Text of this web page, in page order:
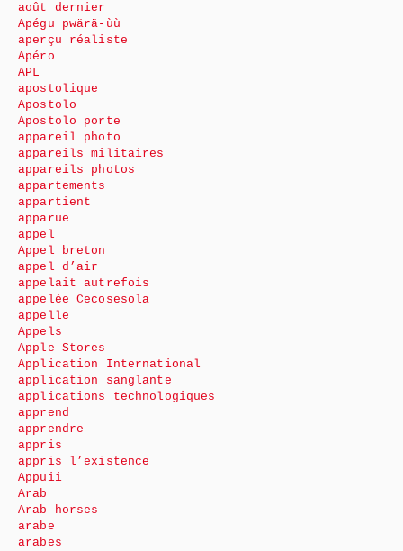
août dernier
Apégu pwärä-ùù
aperçu réaliste
Apéro
APL
apostolique
Apostolo
Apostolo porte
appareil photo
appareils militaires
appareils photos
appartements
appartient
apparue
appel
Appel breton
appel d’air
appelait autrefois
appelée Cecosesola
appelle
Appels
Apple Stores
Application International
application sanglante
applications technologiques
apprend
apprendre
appris
appris l’existence
Appuii
Arab
Arab horses
arabe
arabes